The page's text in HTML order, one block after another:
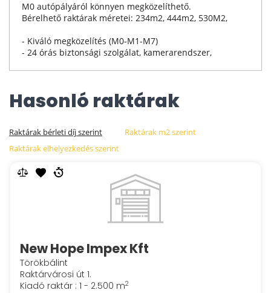
M0 autópályáról könnyen megközelíthető.
Bérelhető raktárak méretei: 234m2, 444m2, 530M2,
- Kiváló megközelítés (M0-M1-M7)
- 24 órás biztonsági szolgálat, kamerarendszer,
Hasonló raktárak
Raktárak bérleti díj szerint
Raktárak m2 szerint
Raktárak elhelyezkedés szerint
New Hope Impex Kft
Törökbálint
Raktárvárosi út 1.
Kiadó raktár : 1 - 2.500 m2